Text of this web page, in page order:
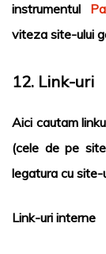
instrumentul
viteza site-ului
12. Link-uri
Aici cautam
(cele de pe
legatura cu site-
Link-uri interne